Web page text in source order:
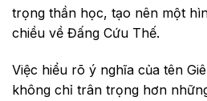
trọng thần học, tạo nên một
chiều về Đấng Cứu Thế.
Việc hiểu rõ ý nghĩa của tên
không chỉ trân trọng hơn